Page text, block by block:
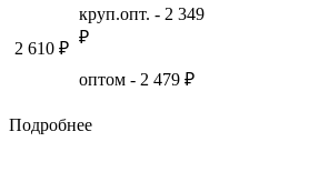
2 610 ₽
круп.опт. - 2 349
₽
оптом - 2 479 ₽
Подробнее